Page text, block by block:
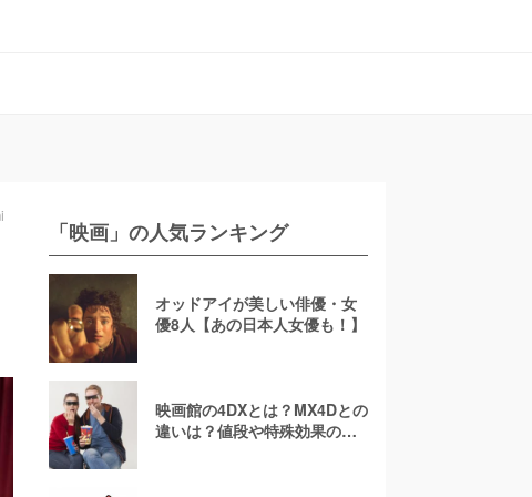
「映画」の人気ランキング
オッドアイが美しい俳優・女
優8人【あの日本人女優も！】
映画館の4DXとは？MX4Dとの
違いは？値段や特殊効果の注